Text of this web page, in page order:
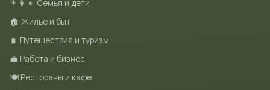
👨‍👩‍👧 Семья и дети
🏠 Жильё и быт
🧳 Путешествия и туризм
💼 Работа и бизнес
🍽 Рестораны и кафе